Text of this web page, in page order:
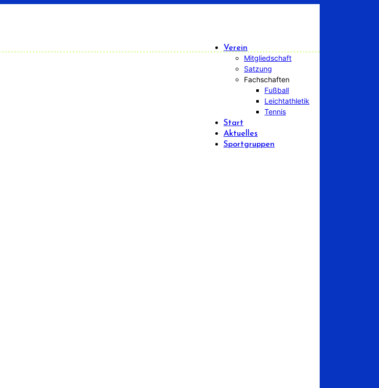
Verein
Mitgliedschaft
Satzung
Fachschaften
Fußball
Leichtathletik
Tennis
Start
Aktuelles
Sportgruppen